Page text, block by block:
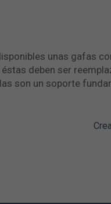
unas gafas
deben ser
son un soporte